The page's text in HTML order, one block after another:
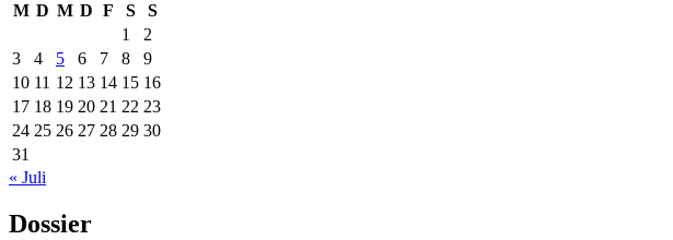
M D M D F S
S
1
2
3
4 5 6 7 8
9
10 11 12 13 14 15 16
17 18 19 20 21 22 23
24 25 26 27 28 29 30
31
« Juli
Dossier